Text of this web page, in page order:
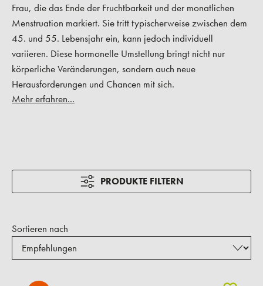
Frau, die das Ende der Fruchtbarkeit und der monatlichen
Menstruation markiert. Sie tritt typischerweise zwischen dem
45. und 55. Lebensjahr ein, kann jedoch individuell
variieren. Diese hormonelle Umstellung bringt nicht nur
körperliche Veränderungen, sondern auch neue
Herausforderungen und Chancen mit sich.
Mehr erfahren...
PRODUKTE FILTERN
Sortieren nach